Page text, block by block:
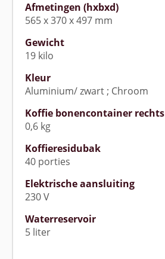
Afmetingen (hxbxd)
565 x 370 x 497 mm
Gewicht
19 kilo
Kleur
Aluminium/ zwart ; Chroom
Koffie bonencontainer rechts
0,6 kg
Koffieresidubak
40 porties
Elektrische aansluiting
230 V
Waterreservoir
5 liter